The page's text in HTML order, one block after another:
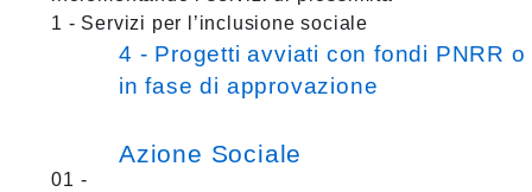
1 - Servizi per l’inclusione sociale
4 - Progetti avviati con fondi PNRR o
in fase di approvazione
Azione Sociale
01 -